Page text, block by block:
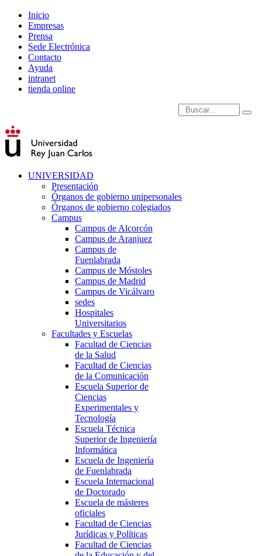
Inicio
Empresas
Prensa
Sede Electrónica
Contacto
Ayuda
intranet
tienda online
Introduce términos de
UNIVERSIDAD
Presentación
Órganos de gobierno unipersonales
Órganos de gobierno colegiados
Campus
Campus de Alcorcón
Campus de Aranjuez
Campus de
Fuenlabrada
Campus de Móstoles
Campus de Madrid
Campus de Vicálvaro
sedes
Hospitales
Universitarios
Facultades y Escuelas
Facultad de Ciencias
de la Salud
Facultad de Ciencias
de la Comunicación
Escuela Superior de
Ciencias
Experimentales y
Tecnología
Escuela Técnica
Superior de Ingeniería
Informática
Escuela de Ingeniería
de Fuenlabrada
Escuela Internacional
de Doctorado
Escuela de másteres
oficiales
Facultad de Ciencias
Jurídicas y Políticas
Facultad de Ciencias